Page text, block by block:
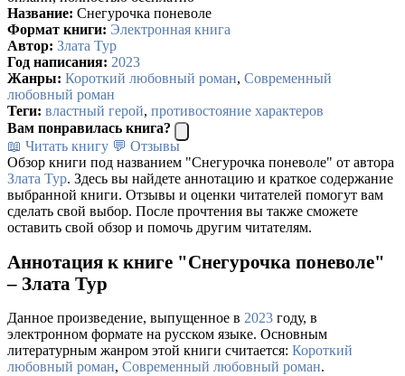
Название: Снегурочка поневоле
Формат книги: Электронная книга
Автор: Злата Тур
Год написания: 2023
Жанры: Короткий любовный роман, Современный
любовный роман
Теги: властный герой, противостояние характеров
Вам понравилась книга?
📖 Читать книгу 💬 Отзывы
Обзор книги под названием "Снегурочка поневоле" от автора
Злата Тур. Здесь вы найдете аннотацию и краткое содержание
выбранной книги. Отзывы и оценки читателей помогут вам
сделать свой выбор. После прочтения вы также сможете
оставить свой обзор и помочь другим читателям.
Аннотация к книге "Снегурочка поневоле"
– Злата Тур
Данное произведение, выпущенное в 2023 году, в
электронном формате на русском языке. Основным
литературным жанром этой книги считается: Короткий
любовный роман, Современный любовный роман.